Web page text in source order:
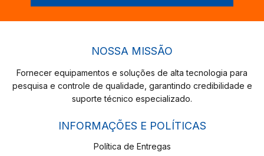
NOSSA MISSÃO
Fornecer equipamentos e soluções de alta tecnologia para
pesquisa e controle de qualidade, garantindo credibilidade e
suporte técnico especializado.
INFORMAÇÕES E POLÍTICAS
Política de Entregas